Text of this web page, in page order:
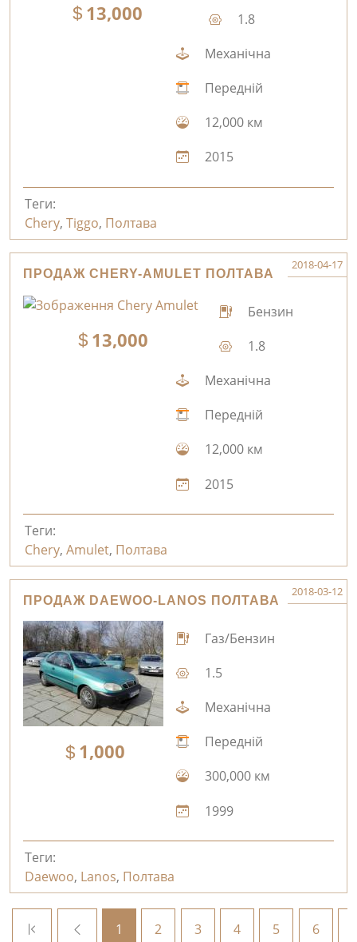
13,000
1.8
Механічна
Передній
12,000 км
2015
Теги:
Chery, Tiggo, Полтава
ПРОДАЖ CHERY-AMULET ПОЛТАВА
2018-04-17
13,000
Бензин
1.8
Механічна
Передній
12,000 км
2015
Теги:
Chery, Amulet, Полтава
ПРОДАЖ DAEWOO-LANOS ПОЛТАВА
2018-03-12
1,000
Газ/Бензин
1.5
Механічна
Передній
300,000 км
1999
Теги:
Daewoo, Lanos, Полтава
1 2 3 4 5 6